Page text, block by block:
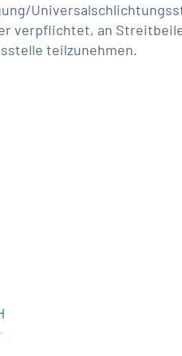
verpflichtet, an
teilzunehmen.